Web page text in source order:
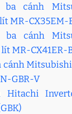
cánh
MR-CX35EM-
cánh
MR-CX41ER-
cánh
GBR-V
Hitachi